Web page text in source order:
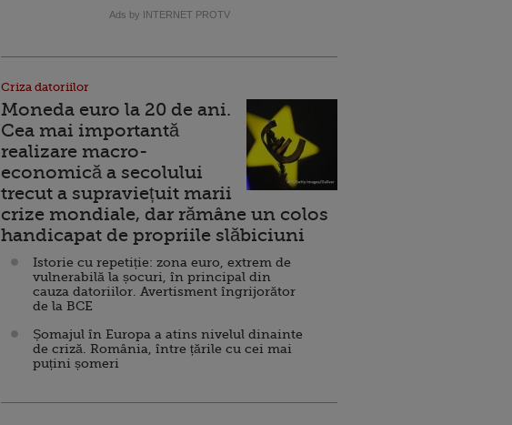
Ads by INTERNET PROTV
Criza datoriilor
Moneda euro la 20 de ani.
Cea mai importantă
realizare macro-
economică a secolului
trecut a supraviețuit marii
crize mondiale, dar rămâne un colos
handicapat de propriile slăbiciuni
Istorie cu repetiție: zona euro, extrem de
vulnerabilă la șocuri, în principal din
cauza datoriilor. Avertisment îngrijorător
de la BCE
Șomajul în Europa a atins nivelul dinainte
de criză. România, între țările cu cei mai
puțini șomeri